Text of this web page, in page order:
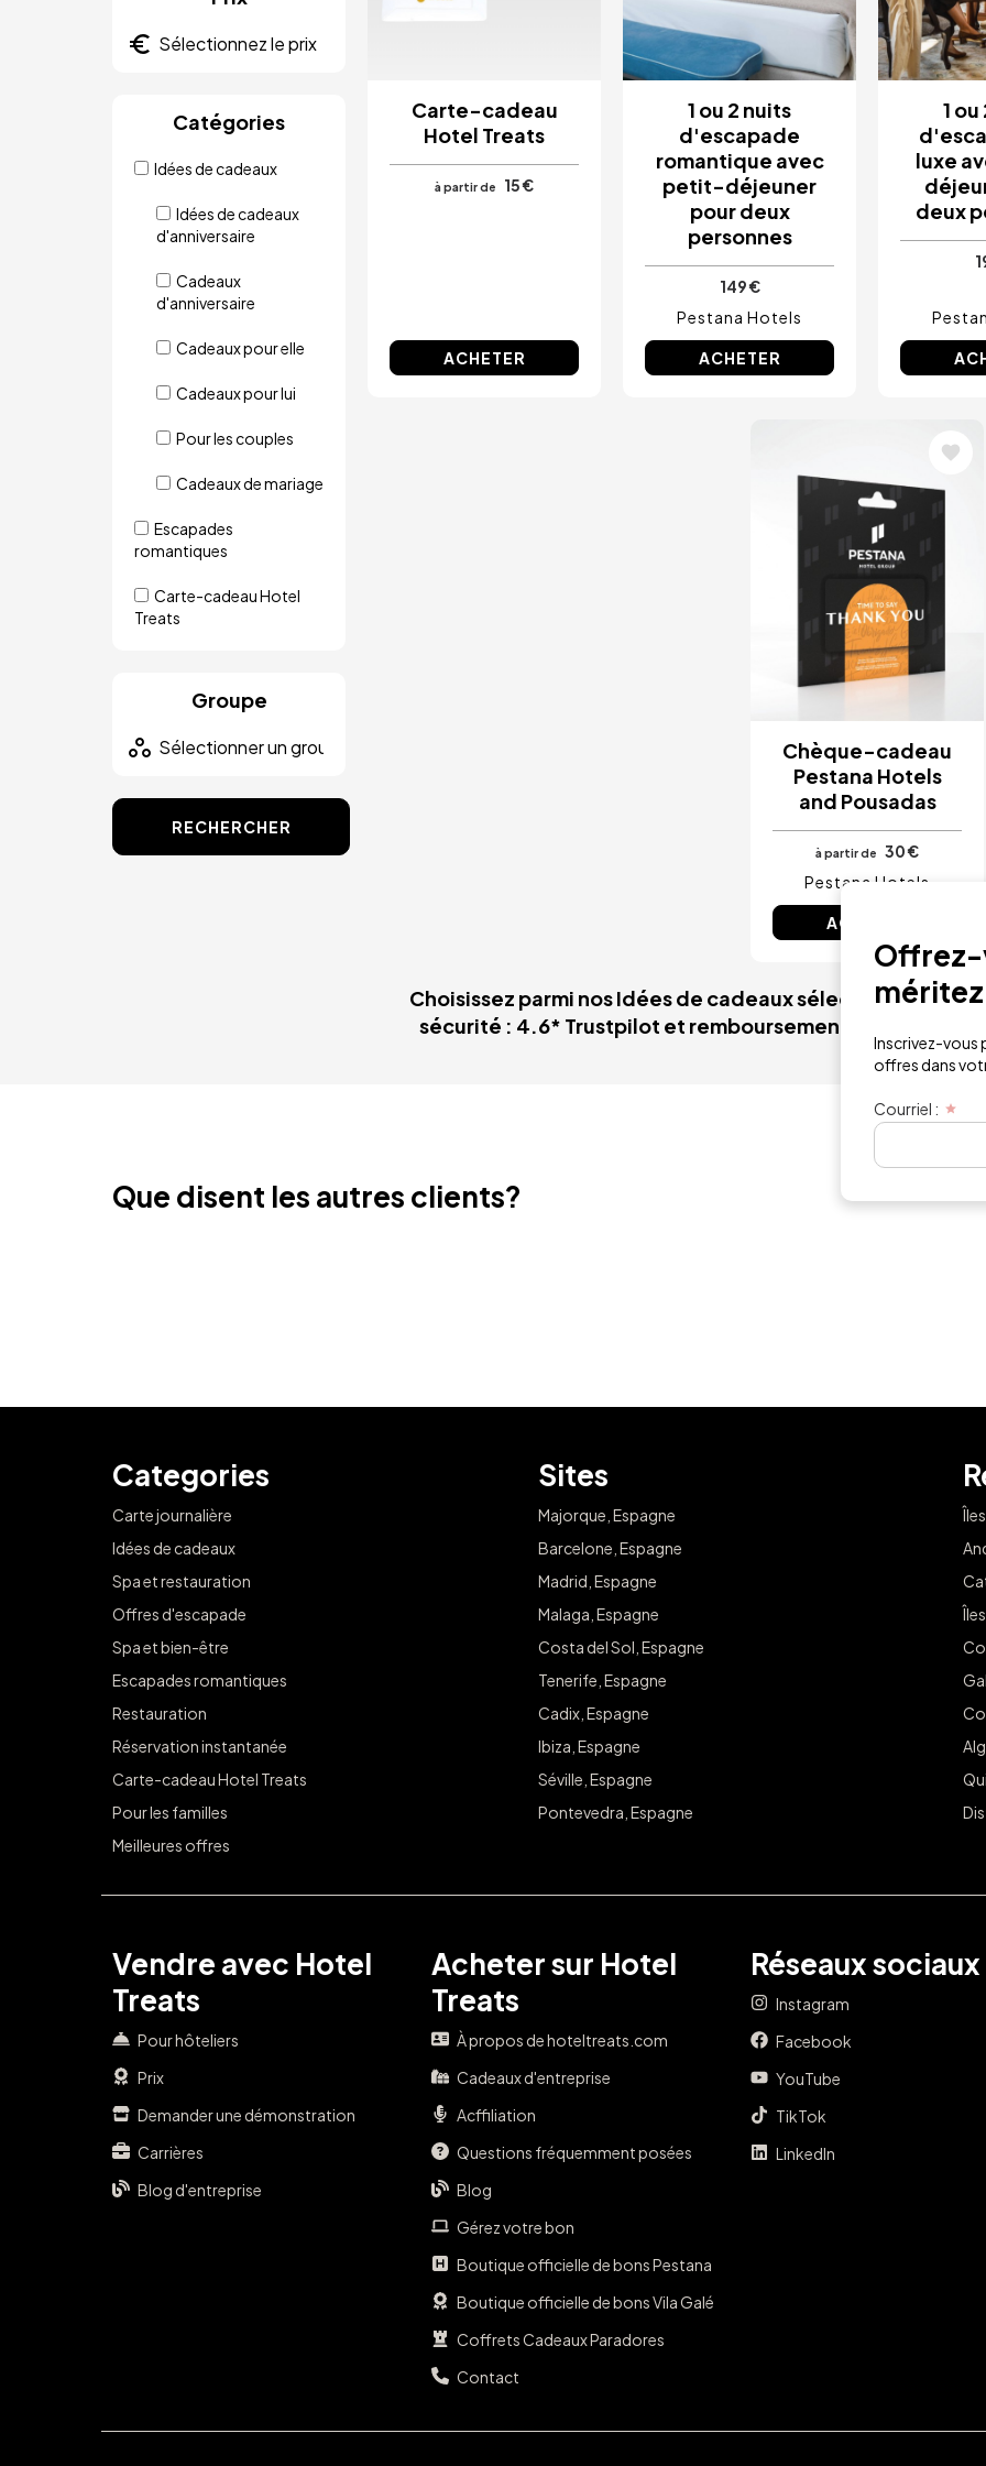
Catégories
Idées de cadeaux
Idées de cadeaux
d'anniversaire
Cadeaux
d'anniversaire
Cadeaux pour elle
Cadeaux pour lui
Pour les couples
Cadeaux de mariage
Escapades
romantiques
Carte-cadeau Hotel
Treats
Groupe
RECHERCHER
Carte-cadeau
Hotel Treats
à partir de 15 €
ACHETER
1 ou 2 nuits
d'escapade
romantique avec
petit-déjeuner
pour deux
personnes
149 €
Pestana Hotels
ACHETER
1
luxe
deux
Chèque-cadeau
Pestana Hotels
and Pousadas
à partir de
30 €
Pestana Hotels
ACHETER
Choisissez parmi nos Idées de cadeaux sélectionnés à
sécurité : 4.6* Trustpilot et remboursements garantis.
Que disent les autres clients?
Categories
Carte journalière
Idées de cadeaux
Spa et restauration
Offres d'escapade
Spa et bien-être
Escapades romantiques
Restauration
Réservation instantanée
Carte-cadeau Hotel Treats
Pour les familles
Meilleures offres
Sites
Majorque, Espagne
Barcelone, Espagne
Madrid, Espagne
Malaga, Espagne
Costa del Sol, Espagne
Tenerife, Espagne
Cadix, Espagne
Ibiza, Espagne
Séville, Espagne
Pontevedra, Espagne
Vendre avec Hotel
Treats
Pour hôteliers
Prix
Demander une démonstration
Carrières
Blog d'entreprise
Acheter sur Hotel
Treats
À propos de hoteltreats.com
Cadeaux d'entreprise
Acffiliation
Questions fréquemment posées
Blog
Gérez votre bon
Boutique officielle de bons Pestana
Boutique officielle de bons Vila Galé
Coffrets Cadeaux Paradores
Contact
Réseaux sociaux
Instagram
Facebook
YouTube
TikTok
LinkedIn
Offrez-
Inscrivez-vous
offres dans
Courriel :